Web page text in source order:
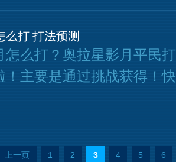
么打 打法预测
怎么打？奥拉星影月平民
！主要是通过挑战获得！
上一页 1 2 3 4 5 6